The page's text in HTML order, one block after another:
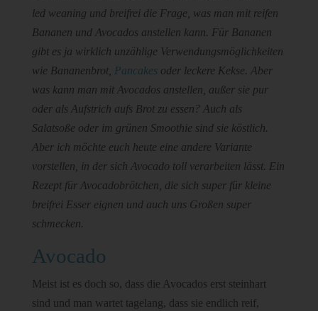
led weaning und breifrei die Frage, was man mit reifen
Bananen und Avocados anstellen kann. Für Bananen
gibt es ja wirklich unzählige Verwendungsmöglichkeiten
wie Bananenbrot,
Pancakes oder leckere Kekse. Aber
was kann man mit Avocados anstellen, außer sie pur
oder als Aufstrich aufs Brot zu essen? Auch als
Salatsoße oder im grünen Smoothie sind sie köstlich.
Aber ich möchte euch heute eine andere Variante
vorstellen, in der sich Avocado toll verarbeiten lässt. Ein
Rezept für Avocadobrötchen, die sich super für kleine
breifrei Esser eignen und auch uns Großen super
schmecken.
Avocado
Meist ist es doch so, dass die Avocados erst steinhart
sind und man wartet tagelang, dass sie endlich reif,